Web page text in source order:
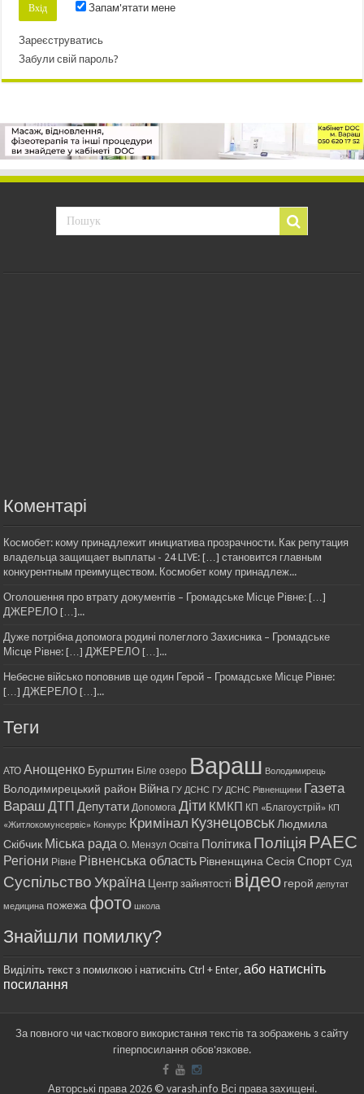
Запам'ятати мене
Зареєструватись
Забули свій пароль?
Коментарі
Космобет: кому принадлежит инициатива прозрачности. Как репутация
владельца защищает выплаты - 24 LIVE: […] становится главным
конкурентным преимуществом. Космобет кому принадлеж...
Оголошення про втрату документів – Громадське Місце Рівне: […]
ДЖЕРЕЛО […]...
Дуже потрібна допомога родині полеглого Захисника – Громадське
Місце Рівне: […] ДЖЕРЕЛО […]...
Небесне військо поповнив ще один Герой – Громадське Місце Рівне:
[…] ДЖЕРЕЛО […]...
Теги
АТО Анощенко Бурштин Біле озеро Вараш Володимирець
Володимирецький район Війна ГУ ДСНС ГУ ДСНС Рівненщини Газета
Вараш ДТП Депутати Допомога Діти КМКП КП «Благоустрій» КП
«Житлокомунсервіс» Конкурс Кримінал Кузнецовськ Людмила
Скібчик Міська рада О. Мензул Освіта ПолітикаПоліція РАЕС
Регіони Рівне Рівненська область Рівненщина Сесія Спорт Суд
Суспільство Україна Центр зайнятості відео герой депутат
медицина пожежа фото школа
Знайшли помилку?
Виділіть текст з помилкою і натисніть Ctrl + Enter,або натисніть
посилання
За повного чи часткового використання текстів та зображень з сайту
гіперпосилання обов'язкове.
Авторські права 2026 © varash.info Всі права захищені.